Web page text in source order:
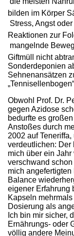
bilden im Körper
 Stress, Angst
Reaktionen zur
 mangelnde
Giftmüll nicht
Sonderdeponien
Sehnenansätzen
Obwohl Prof. Dr.
gegen Azidose
bedurfte es
Anstoßes durch
2002 auf
verdeutlichen: Der
mich über ein
verschwand
mich
Balance
eigener Erfahrung
Kapseln
Dosierung als
Ich bin mir sicher,
Ernährungs- oder
völlig andere